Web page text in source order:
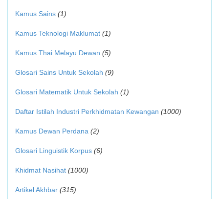
Kamus Sains (1)
Kamus Teknologi Maklumat (1)
Kamus Thai Melayu Dewan (5)
Glosari Sains Untuk Sekolah (9)
Glosari Matematik Untuk Sekolah (1)
Daftar Istilah Industri Perkhidmatan Kewangan (1000)
Kamus Dewan Perdana (2)
Glosari Linguistik Korpus (6)
Khidmat Nasihat (1000)
Artikel Akhbar (315)